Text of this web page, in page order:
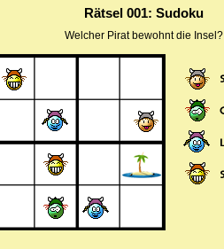
Rätsel 001: Sudoku
Welcher Pirat bewohnt die Insel?